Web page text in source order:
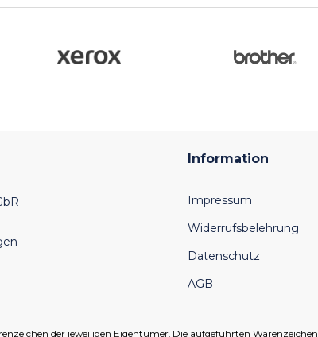
Information
Impressum
Widerrufsbelehrung
Datenschutz
AGB
der jeweiligen Eigentümer. Die aufgeführten